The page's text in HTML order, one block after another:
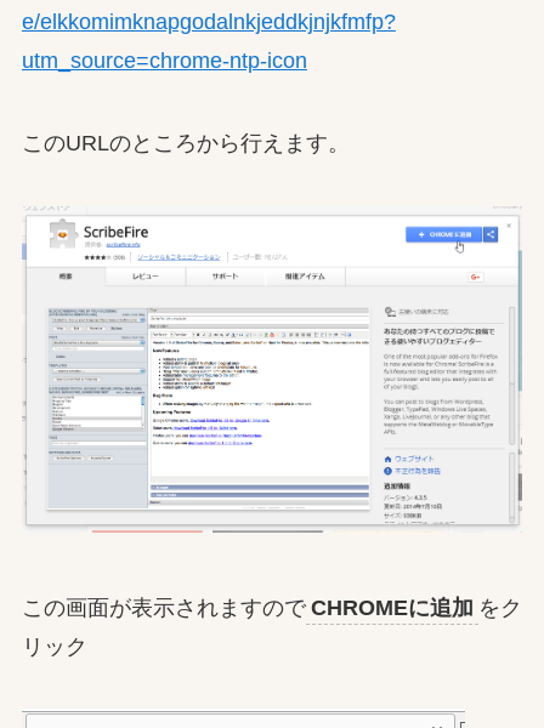
e/elkkomimknapgodalnkjeddkjnjkfmfp?
utm_source=chrome-ntp-icon
このURLのところから行えます。
この画面が表示されますので CHROMEに追加 をク
リック